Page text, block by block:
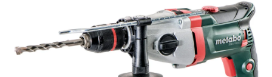
hvězdiček.